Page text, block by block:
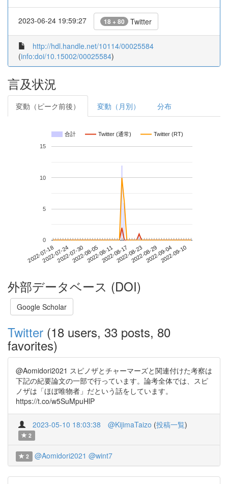
2023-06-24 19:59:27 18 + 80 Twitter
http://hdl.handle.net/10114/00025584
(info:doi/10.15002/00025584)
言及状況
変動（ピーク前後） 変動（月別） 分布
合計 Twitter (通常) Twitter (RT)
2022-07-182022-07-242022-07-302022-08-052022-08-112022-08-172022-08-232022-08-292022-09-042022-09-10
0
5
10
15
外部データベース (DOI)
Google Scholar
Twitter (18 users, 33 posts, 80
favorites)
@Aomidori2021 スピノザとチャーマーズと関連付けた考察は
下記の紀要論文の一部で行っています。論考全体では、スピ
ノザは「ほぼ唯物者」だという話をしています。
https://t.co/w5SuMpuHlP
2023-05-10 18:03:38 @KijimaTaizo (投稿一覧)
2
2 @Aomidori2021 @wint7